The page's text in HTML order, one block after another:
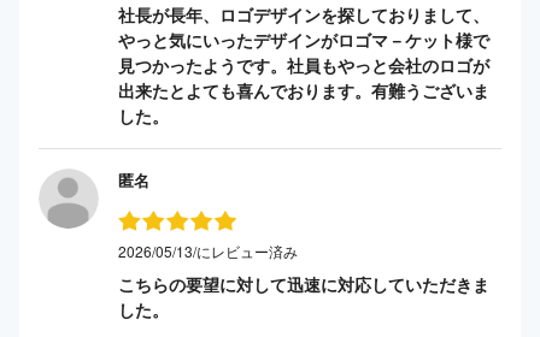
社長が長年、ロゴデザインを探しておりまして、
やっと気にいったデザインがロゴマ－ケット様で
見つかったようです。社員もやっと会社のロゴが
出来たとよても喜んでおります。有難うございま
した。
匿名
2026/05/13/にレビュー済み
こちらの要望に対して迅速に対応していただきま
した。